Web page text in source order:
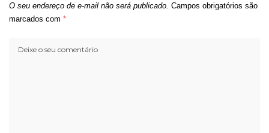
O seu endereço de e-mail não será publicado. Campos obrigatórios são
marcados com *